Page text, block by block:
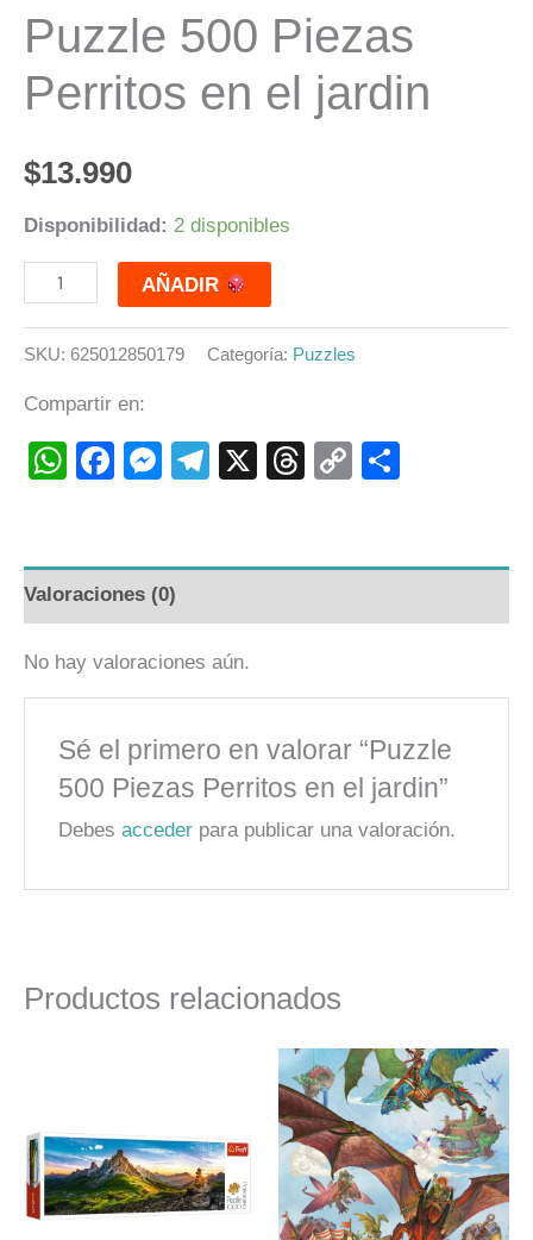
Puzzle 500 Piezas
Perritos en el jardin
$13.990
Disponibilidad: 2 disponibles
AÑADIR
SKU: 625012850179 Categoría: Puzzles
Compartir en:
WhatsApp
Facebook
Messenger
Telegram
X Threads
Copy
Valoraciones (0)
No hay valoraciones aún.
Sé el primero en valorar “Puzzle
500 Piezas Perritos en el jardin”
Debesacceder para publicar una valoración.
Productos relacionados